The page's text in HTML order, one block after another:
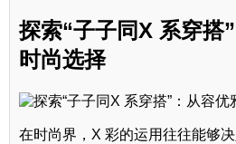
探索“子子同X 系穿搭
时尚选择
在时尚界，X 彩的运用往往能够